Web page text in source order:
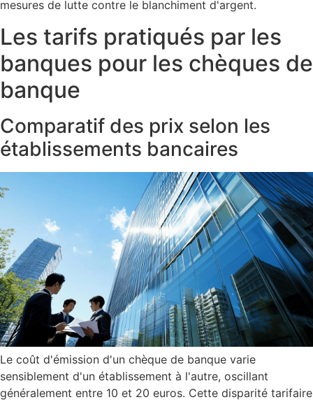
mesures de lutte contre le blanchiment d'argent.
Les tarifs pratiqués par les
banques pour les chèques de
banque
Comparatif des prix selon les
établissements bancaires
Le coût d'émission d'un chèque de banque varie
sensiblement d'un établissement à l'autre, oscillant
généralement entre 10 et 20 euros. Cette disparité tarifaire